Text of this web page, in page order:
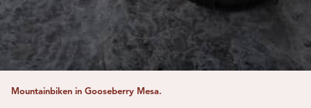
Mountainbiken in Gooseberry Mesa.